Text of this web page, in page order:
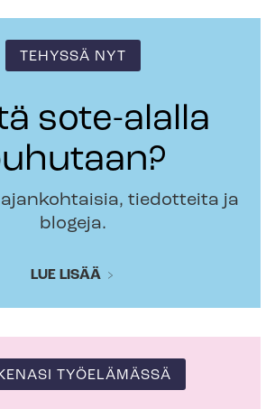
TEHYSSÄ NYT
sote-alalla
ajankohtaisia, tiedotteita ja
blogeja.
LUE LISÄÄ
TYÖELÄMÄSSÄ